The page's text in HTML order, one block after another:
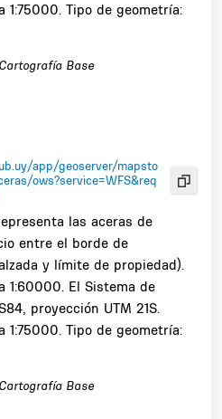
1:75000. Tipo de geometría:
Base
app/geoserver/mapsto
ows?service=WFS&req
las aceras de
entre el borde de
y límite de propiedad).
1:60000. El Sistema de
proyección UTM 21S.
1:75000. Tipo de geometría:
Base